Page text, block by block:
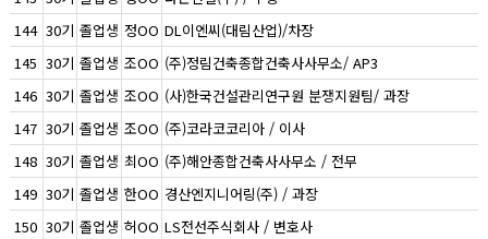
144 30기 졸업생 정OO DL이엔씨(대림산업)/차장
145 30기 졸업생 조OO (주)정림건축종합건축사사무소/ AP3
146 30기 졸업생 조OO (사)한국건설관리연구원 분쟁지원팀/ 과장
147 30기 졸업생 조OO (주)코라코코리아 / 이사
148 30기 졸업생 최OO (주)해안종합건축사사무소 / 전무
149 30기 졸업생 한OO 경산엔지니어링(주) / 과장
150 30기 졸업생 허OO LS전선주식회사 / 변호사